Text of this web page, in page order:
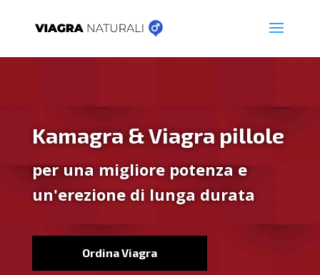
Kamagra & Viagra pillole
per una migliore potenza e
un'erezione di lunga durata
Ordina Viagra